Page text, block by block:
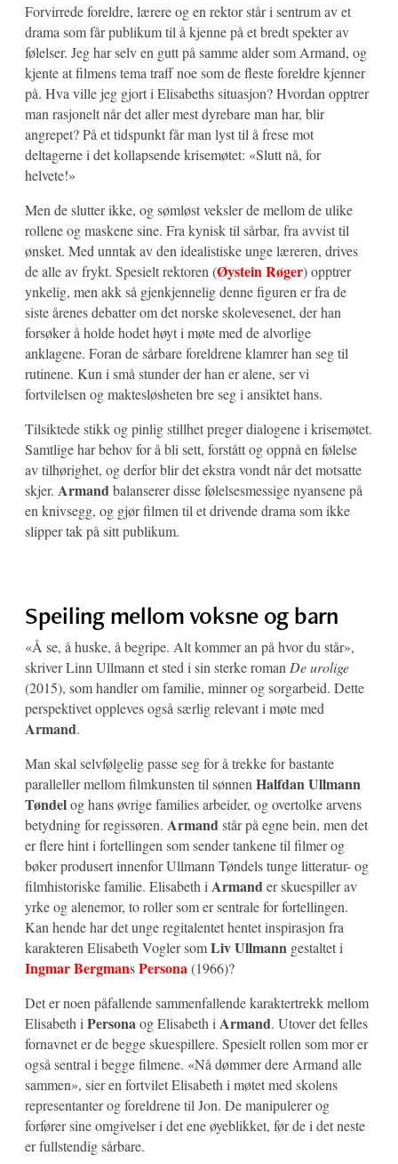
Forvirrede foreldre, lærere og en rektor står i sentrum av et
drama som får publikum til å kjenne på et bredt spekter av
følelser. Jeg har selv en gutt på samme alder som Armand, og
kjente at filmens tema traff noe som de fleste foreldre kjenner
på. Hva ville jeg gjort i Elisabeths situasjon? Hvordan opptrer
man rasjonelt når det aller mest dyrebare man har, blir
angrepet? På et tidspunkt får man lyst til å frese mot
deltagerne i det kollapsende krisemøtet: «Slutt nå, for
helvete!»
Men de slutter ikke, og sømløst veksler de mellom de ulike
rollene og maskene sine. Fra kynisk til sårbar, fra avvist til
ønsket. Med unntak av den idealistiske unge læreren, drives
de alle av frykt. Spesielt rektoren (Øystein Røger) opptrer
ynkelig, men akk så gjenkjennelig denne figuren er fra de
siste årenes debatter om det norske skolevesenet, der han
forsøker å holde hodet høyt i møte med de alvorlige
anklagene. Foran de sårbare foreldrene klamrer han seg til
rutinene. Kun i små stunder der han er alene, ser vi
fortvilelsen og maktesløsheten bre seg i ansiktet hans.
Tilsiktede stikk og pinlig stillhet preger dialogene i krisemøtet.
Samtlige har behov for å bli sett, forstått og oppnå en følelse
av tilhørighet, og derfor blir det ekstra vondt når det motsatte
skjer. Armandbalanserer disse følelsesmessige nyansene på
en knivsegg, og gjør filmen til et drivende drama som ikke
slipper tak på sitt publikum.
Speiling mellom voksne og barn
«Å se, å huske, å begripe. Alt kommer an på hvor du står»,
skriver Linn Ullmann et sted i sin sterke romanDe urolige
(2015), som handler om familie, minner og sorgarbeid. Dette
perspektivet oppleves også særlig relevant i møte med
Armand.
Man skal selvfølgelig passe seg for å trekke for bastante
paralleller mellom filmkunsten til sønnenHalfdan Ullmann
Tøndelog hans øvrige families arbeider, og overtolke arvens
betydning for regissøren. Armandstår på egne bein, men det
er flere hint i fortellingen som sender tankene til filmer og
bøker produsert innenfor Ullmann Tøndels tunge litteratur- og
filmhistoriske familie. Elisabeth iArmander skuespiller av
yrke og alenemor, to roller som er sentrale for fortellingen.
Kan hende har det unge regitalentet hentet inspirasjon fra
karakteren Elisabeth Vogler somLiv Ullmann gestaltet i
Ingmar BergmansPersona(1966)?
Det er noen påfallende sammenfallende karaktertrekk mellom
Elisabeth iPersonaog Elisabeth iArmand. Utover det felles
fornavnet er de begge skuespillere. Spesielt rollen som mor er
også sentral i begge filmene. «Nå dømmer dere Armand alle
sammen», sier en fortvilet Elisabeth i møtet med skolens
representanter og foreldrene til Jon. De manipulerer og
forfører sine omgivelser i det ene øyeblikket, før de i det neste
er fullstendig sårbare.